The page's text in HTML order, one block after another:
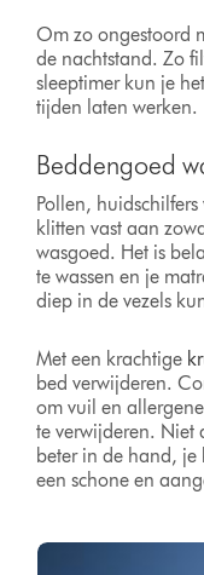
Om zo ongestoord
de nachtstand. Zo
sleeptimer kun je
tijden laten werken.
Beddengoed
Pollen,
klitten vast aan
wasgoed. Het is
te wassen en je
diep in de vezels
Met een krachtige
bed verwijderen.
om vuil en
te verwijderen. Niet
beter in de hand, je
een schone en